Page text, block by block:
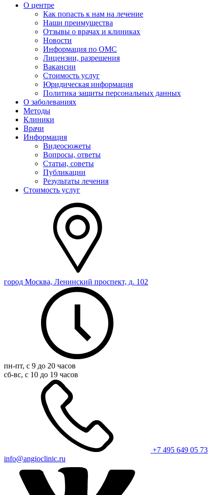
О центре
Как попасть к нам на лечение
Наши преимущества
Отзывы о врачах и клиниках
Новости
Информация по ОМС
Лицензии, разрешения
Вакансии
Стоимость услуг
Юридическая информация
Политика защиты персональных данных
О заболеваниях
Методы
Клиники
Врачи
Информация
Видеосюжеты
Вопросы, ответы
Статьи, советы
Публикации
Результаты лечения
Стоимость услуг
город Москва, Ленинский проспект, д. 102
пн-пт, с 9 до 20 часов
сб-вс, с 10 до 19 часов
+7 495 649 05 73
info@angioclinic.ru